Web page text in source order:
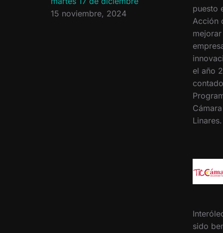
15 noviembre, 2024
puesto
Acción
el año
sido